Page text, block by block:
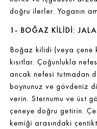
doğru ilerler. Yoganın
1- BOĞAZ KİLİDİ:
Boğaz kilidi (veya çene
kısıtlar. Çoğunlukla
ancak nefesi tutmadan
boynunuz ve gövdeniz
verin. Sternumu ve üst
çeneye doğru getirin.
kemiği arasındaki